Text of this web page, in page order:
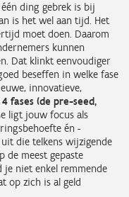
één ding gebrek is bij
is het wel aan tijd. Het
moet doen. Daarom
kunnen
Dat klinkt eenvoudiger
beseffen in welke fase
innovatieve,
4 fases (de pre-seed,
ligt jouw focus als
én -
die telkens wijzigende
de meest gepaste
niet enkel remmende
op zich is al geld